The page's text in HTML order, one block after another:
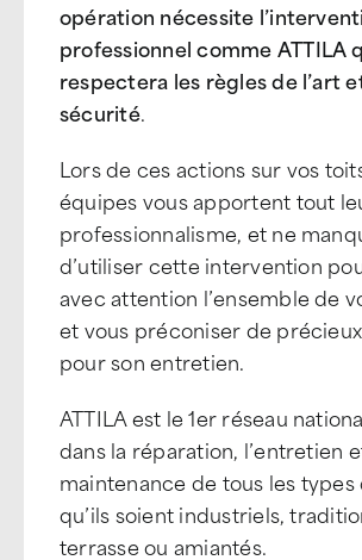
opération nécessite
professionnel comme ATTILA
respectera les règles de l’art
sécurité.
Lors de ces actions sur vos
équipes vous apportent tout
professionnalisme, et ne
d’utiliser cette intervention
avec attention l’ensemble de
et vous préconiser de
pour son entretien.
ATTILA est le 1er réseau
dans la réparation, l’entretien
maintenance de tous les types
qu’ils soient industriels,
terrasse ou amiantés.